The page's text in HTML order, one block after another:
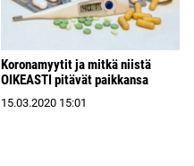
Koronamyytit ja mitkä niistä
OIKEASTI pitävät paikkansa
15.03.2020 15:01